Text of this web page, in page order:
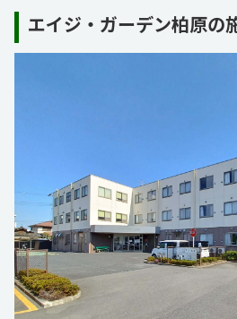
エイジ・ガーデン柏原の